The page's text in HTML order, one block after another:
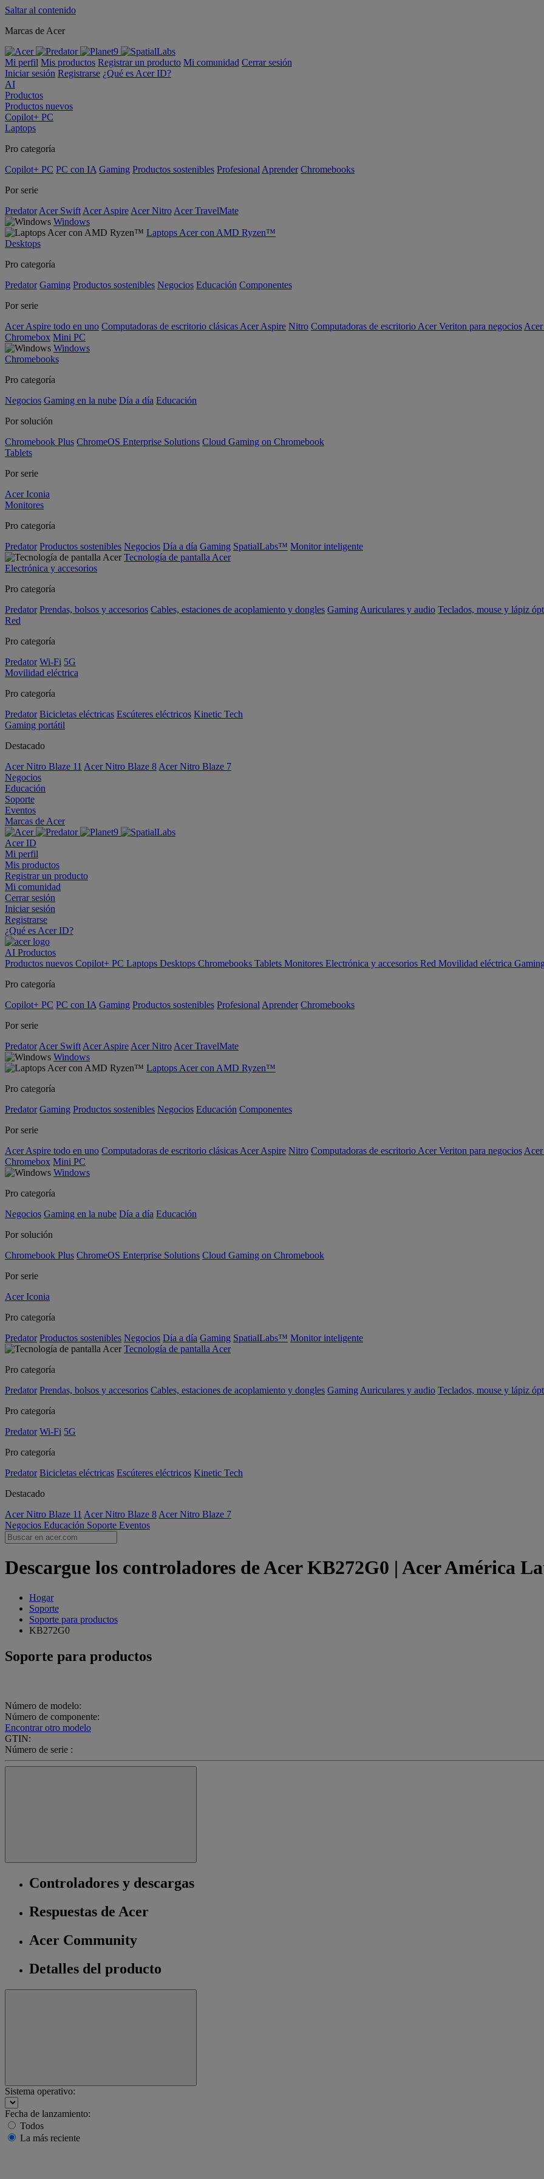
Saltar al contenido
Marcas de Acer
Mi perfil Mis productos Registrar un producto Mi comunidad Cerrar sesión
Iniciar sesión Registrarse ¿Qué es Acer ID?
AI
Productos
Productos nuevos
Copilot+ PC
Laptops
Pro categoría
Copilot+ PC PC con IA Gaming Productos sostenibles Profesional Aprender Chromebooks
Por serie
Predator Acer Swift Acer Aspire Acer Nitro Acer TravelMate
Windows
Laptops Acer con AMD Ryzen™
Desktops
Pro categoría
Predator Gaming Productos sostenibles Negocios Educación Componentes
Por serie
Acer Aspire todo en uno Computadoras de escritorio clásicas Acer Aspire Nitro Computadoras de escritorio Acer Veriton para negocios
Chromebox Mini PC
Windows
Chromebooks
Pro categoría
Negocios Gaming en la nube Día a día Educación
Por solución
Chromebook Plus ChromeOS Enterprise Solutions Cloud Gaming on Chromebook
Tablets
Por serie
Acer Iconia
Monitores
Pro categoría
Predator Productos sostenibles Negocios Día a día Gaming SpatialLabs™ Monitor inteligente
Tecnología de pantalla Acer
Electrónica y accesorios
Pro categoría
Predator Prendas, bolsos y accesorios Cables, estaciones de acoplamiento y dongles Gaming Auriculares y audio Teclados, mouse y lápiz
Red
Pro categoría
Predator Wi-Fi 5G
Movilidad eléctrica
Pro categoría
Predator Bicicletas eléctricas Escúteres eléctricos Kinetic Tech
Gaming portátil
Destacado
Acer Nitro Blaze 11 Acer Nitro Blaze 8 Acer Nitro Blaze 7
Negocios
Educación
Soporte
Eventos
Marcas de Acer
Acer ID
Mi perfil
Mis productos
Registrar un producto
Mi comunidad
Cerrar sesión
Iniciar sesión
Registrarse
¿Qué es Acer ID?
AI Productos
Productos nuevos Copilot+ PC Laptops Desktops Chromebooks Tablets Monitores Electrónica y accesorios Red Movilidad eléctrica
Pro categoría
Copilot+ PC PC con IA Gaming Productos sostenibles Profesional Aprender Chromebooks
Por serie
Predator Acer Swift Acer Aspire Acer Nitro Acer TravelMate
Windows
Laptops Acer con AMD Ryzen™
Pro categoría
Predator Gaming Productos sostenibles Negocios Educación Componentes
Por serie
Acer Aspire todo en uno Computadoras de escritorio clásicas Acer Aspire Nitro Computadoras de escritorio Acer Veriton para negocios
Chromebox Mini PC
Windows
Pro categoría
Negocios Gaming en la nube Día a día Educación
Por solución
Chromebook Plus ChromeOS Enterprise Solutions Cloud Gaming on Chromebook
Por serie
Acer Iconia
Pro categoría
Predator Productos sostenibles Negocios Día a día Gaming SpatialLabs™ Monitor inteligente
Tecnología de pantalla Acer
Pro categoría
Predator Prendas, bolsos y accesorios Cables, estaciones de acoplamiento y dongles Gaming Auriculares y audio Teclados, mouse y lápiz
Pro categoría
Predator Wi-Fi 5G
Pro categoría
Predator Bicicletas eléctricas Escúteres eléctricos Kinetic Tech
Destacado
Acer Nitro Blaze 11 Acer Nitro Blaze 8 Acer Nitro Blaze 7
Negocios Educación Soporte Eventos
Descargue los controladores de Acer KB272G0 | Acer América
Hogar
Soporte
Soporte para productos
KB272G0
Soporte para productos
Número de modelo:
Número de componente:
Encontrar otro modelo
GTIN:
Número de serie :
Controladores y descargas
Respuestas de Acer
Acer Community
Detalles del producto
Sistema operativo:
Fecha de lanzamiento:
Todos
La más reciente